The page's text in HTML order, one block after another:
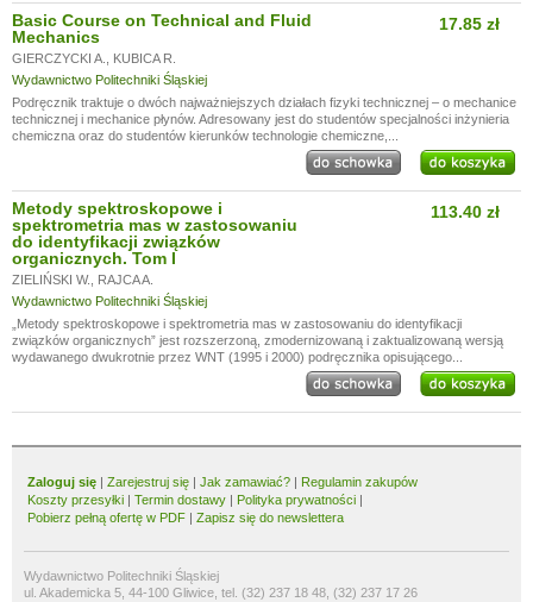
Basic Course on Technical and Fluid
Mechanics
GIERCZYCKI A.
KUBICA R.
Wydawnictwo Politechniki Śląskiej
17.85 zł
Podręcznik traktuje o dwóch najważniejszych działach fizyki technicznej – o mechanice
technicznej i mechanice płynów. Adresowany jest do studentów specjalności inżynieria
chemiczna oraz do studentów kierunków technologie chemiczne,...
Metody spektroskopowe i
spektrometria mas w zastosowaniu
do identyfikacji związków
organicznych. Tom I
ZIELIŃSKI W.
RAJCA A.
Wydawnictwo Politechniki Śląskiej
113.40 zł
„Metody spektroskopowe i spektrometria mas w zastosowaniu do identyfikacji
związków organicznych” jest rozszerzoną, zmodernizowaną i zaktualizowaną wersją
wydawanego dwukrotnie przez WNT (1995 i 2000) podręcznika opisującego...
Zaloguj się | Zarejestruj się | Jak zamawiać? | Regulamin zakupów
Koszty przesyłki | Termin dostawy | Polityka prywatności |
Pobierz pełną ofertę w PDF | Zapisz się do newslettera
Wydawnictwo Politechniki Śląskiej
ul. Akademicka 5, 44-100 Gliwice, tel. (32) 237 18 48, (32) 237 17 26